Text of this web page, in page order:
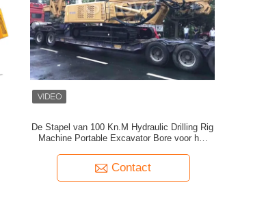
De Stapel van 100 Kn.M Hydraulic Drilling Rig
Machine Portable Excavator Bore voor het
Contact